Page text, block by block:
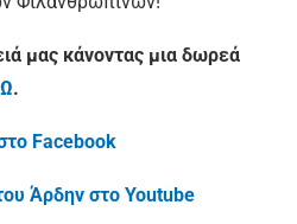
μας κάνοντας μια δωρεά
.
Facebook
Άρδην στο Youtube